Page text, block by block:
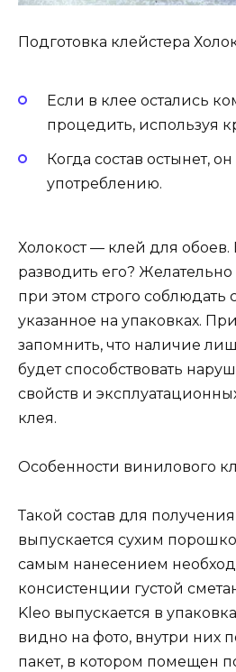
Подготовка клейстера
Если в клее остались
процедить, используя
Когда состав остынет, он
употреблению.
Холокост — клей для обоев.
разводить его?
при этом строго соблюдать
указанное на упаковках.
запомнить, что наличие
будет способствовать
свойств и
клея.
Особенности винилового
Такой состав для
выпускается сухим
самым нанесением
консистенции густой
Kleo выпускается в
видно на фото, внутри них
пакет, в котором помещен